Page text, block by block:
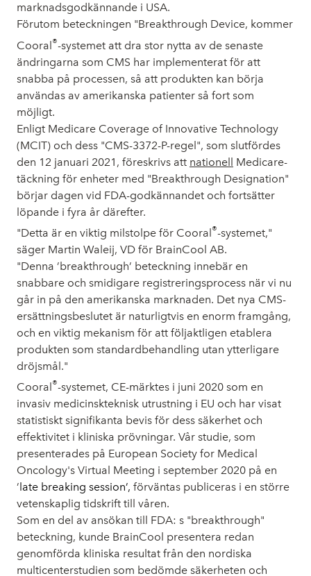
marknadsgodkännande i USA.
Förutom beteckningen "Breakthrough Device, kommer
Cooral®-systemet att dra stor nytta av de senaste
ändringarna som CMS har implementerat för att
snabba på processen, så att produkten kan börja
användas av amerikanska patienter så fort som
möjligt.
Enligt Medicare Coverage of Innovative Technology
(MCIT) och dess "CMS-3372-P-regel", som slutfördes
den 12 januari 2021, föreskrivs att nationell Medicare-
täckning för enheter med "Breakthrough Designation"
börjar dagen vid FDA-godkännandet och fortsätter
löpande i fyra år därefter.
"Detta är en viktig milstolpe för Cooral®-systemet,"
säger Martin Waleij, VD för BrainCool AB.
"Denna ’breakthrough’ beteckning innebär en
snabbare och smidigare registreringsprocess när vi nu
går in på den amerikanska marknaden. Det nya CMS-
ersättningsbeslutet är naturligtvis en enorm framgång,
och en viktig mekanism för att följaktligen etablera
produkten som standardbehandling utan ytterligare
dröjsmål."
Cooral ®-systemet, CE-märktes i juni 2020 som en
invasiv medicinskteknisk utrustning i EU och har visat
statistiskt signifikanta bevis för dess säkerhet och
effektivitet i kliniska prövningar. Vår studie, som
presenterades på European Society for Medical
Oncology's Virtual Meeting i september 2020 på en
’ late breaking session’, förväntas publiceras i en större
vetenskaplig tidskrift till våren.
Som en del av ansökan till FDA: s "breakthrough"
beteckning, kunde BrainCool presentera redan
genomförda kliniska resultat från den nordiska
multicenterstudien som bedömde säkerheten och